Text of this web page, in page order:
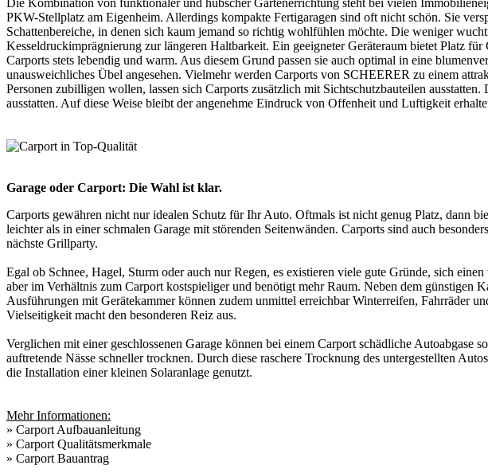
Die Kombination von funktionaler und hübscher Gartenerrichtung steht bei vielen
PKW-Stellplatz am Eigenheim. Allerdings kompakte Fertigaragen sind oft nicht schön. Sie
Schattenbereiche, in denen sich kaum jemand so richtig wohlfühlen möchte. Die weniger
Kesseldruckimprägnierung zur längeren Haltbarkeit. Ein geeigneter Geräteraum bietet Platz
Carports stets lebendig und warm. Aus diesem Grund passen sie auch optimal in eine
unausweichliches Übel angesehen. Vielmehr werden Carports von SCHEERER zu einem
Personen zubilligen wollen, lassen sich Carports zusätzlich mit Sichtschutzbauteilen
ausstatten. Auf diese Weise bleibt der angenehme Eindruck von Offenheit und Luftigkeit
Garage oder Carport: Die Wahl ist klar.
Carports gewähren nicht nur idealen Schutz für Ihr Auto. Oftmals ist nicht genug Platz, dann
leichter als in einer schmalen Garage mit störenden Seitenwänden. Carports sind auch
nächste Grillparty.
Egal ob Schnee, Hagel, Sturm oder auch nur Regen, es existieren viele gute Gründe, sich
aber im Verhältnis zum Carport kostspieliger und benötigt mehr Raum. Neben dem günstigen
Ausführungen mit Gerätekammer können zudem unmittel erreichbar Winterreifen, Fahrräder
Vielseitigkeit macht den besonderen Reiz aus.
Verglichen mit einer geschlossenen Garage können bei einem Carport schädliche
auftretende Nässe schneller trocknen. Durch diese raschere Trocknung des untergestellten
die Installation einer kleinen Solaranlage genutzt.
Mehr Informationen:
» Carport Aufbauanleitung
» Carport Qualitätsmerkmale
» Carport Bauantrag